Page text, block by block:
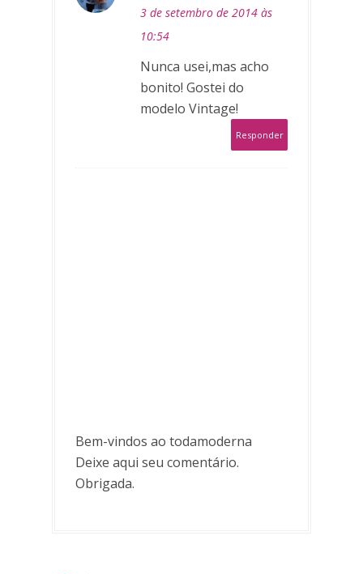
3 de setembro de 2014 às
10:54
Nunca usei,mas acho
bonito! Gostei do
modelo Vintage!
Responder
Bem-vindos ao todamoderna
Deixe aqui seu comentário.
Obrigada.